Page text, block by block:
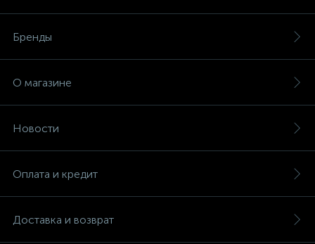
Бренды
О магазине
Новости
Оплата и кредит
Доставка и возврат